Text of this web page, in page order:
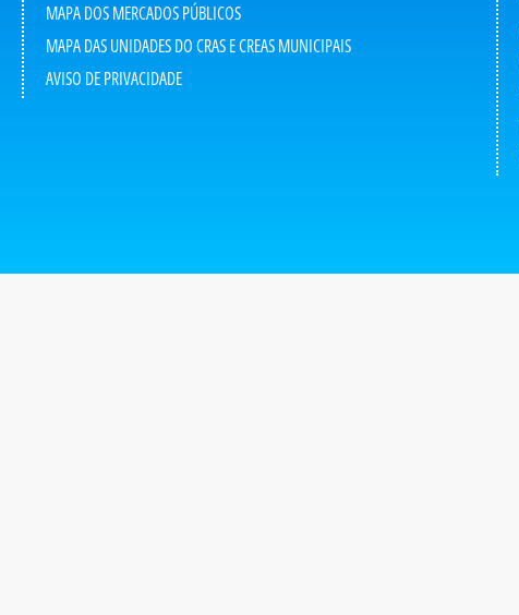
MAPA DOS MERCADOS PÚBLICOS
MAPA DAS UNIDADES DO CRAS E CREAS MUNICIPAIS
AVISO DE PRIVACIDADE